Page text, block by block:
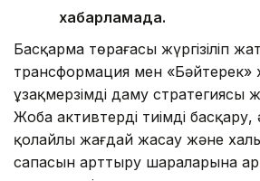
хабарламада.
Басқарма төрағасы жүргізіліп
трансформация мен «Бәйтерек»
ұзақмерзімді даму стратегиясы
Жоба активтерді тиімді басқару,
қолайлы жағдай жасау және
сапасын арттыру шараларына